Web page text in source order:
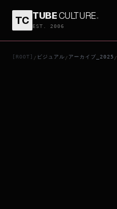
TC TUBECULTURE.
EST. 2006
[ROOT] / ビジュアル / アーカイブ_2025 /
霧のごとく